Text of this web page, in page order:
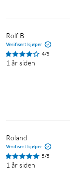
Rolf B
Verifisert kjøper
4/5
1 år siden
Roland
Verifisert kjøper
5/5
1 år siden